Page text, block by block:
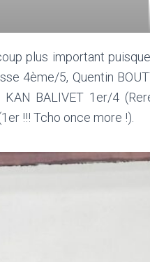
plus important
4ème/5, Quentin
BALIVET 1er/4
!!! Tcho once more !).